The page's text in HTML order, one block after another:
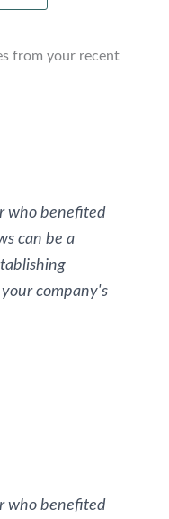
from your recent
who benefited
can be a
company's
who benefited